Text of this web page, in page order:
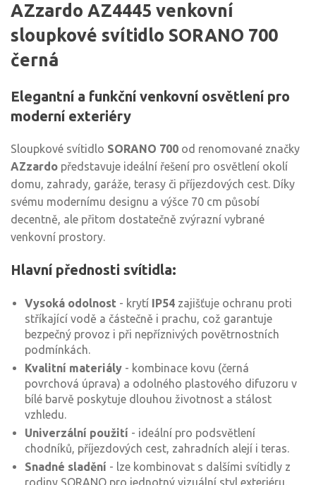
AZzardo AZ4445 venkovní
sloupkové svítidlo SORANO 700
černá
Elegantní a funkční venkovní osvětlení pro
moderní exteriéry
Sloupkové svítidlo SORANO 700 od renomované značky
AZzardo představuje ideální řešení pro osvětlení okolí
domu, zahrady, garáže, terasy či příjezdových cest. Díky
svému modernímu designu a výšce 70 cm působí
decentně, ale přitom dostatečně zvýrazní vybrané
venkovní prostory.
Hlavní přednosti svítidla:
Vysoká odolnost - krytí IP54 zajišťuje ochranu proti
stříkající vodě a částečně i prachu, což garantuje
bezpečný provoz i při nepříznivých povětrnostních
podmínkách.
Kvalitní materiály - kombinace kovu (černá
povrchová úprava) a odolného plastového difuzoru v
bílé barvě poskytuje dlouhou životnost a stálost
vzhledu.
Univerzální použití - ideální pro podsvětlení
chodníků, příjezdových cest, zahradních alejí i teras.
Snadné sladění - lze kombinovat s dalšími svítidly z
rodiny SORANO pro jednotný vizuální styl exteriéru.